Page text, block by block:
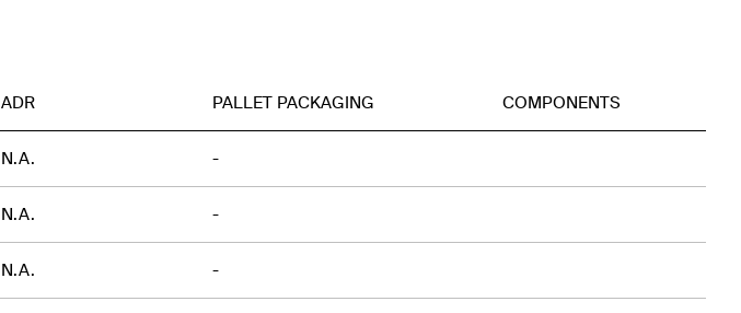
ADR PALLET PACKAGING COMPONENTS
N.A. -
N.A. -
N.A. -